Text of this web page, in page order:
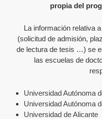
propia del
La información relativa
(solicitud de admisión,
de lectura de tesis …) se
las escuelas de
Universidad Autónoma
Universidad Autónoma
Universidad de Alicante